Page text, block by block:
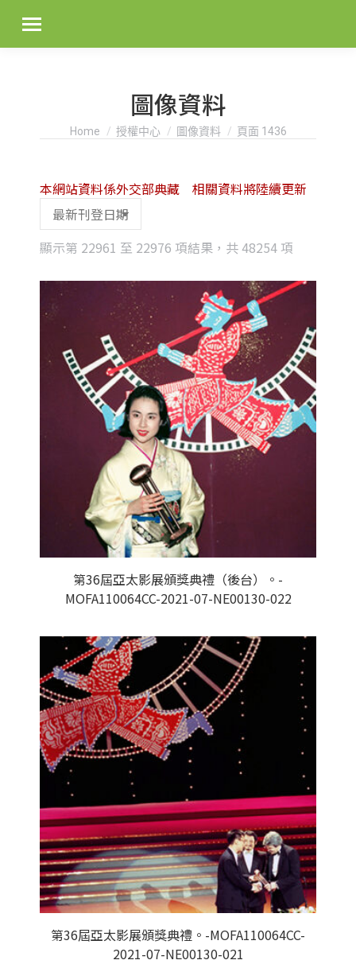
圖像資料
You are here:
Home 授權中心 圖像資料 頁面 1436
顯示第 22961 至 22976 項結果，共 48254 項
latest
本網站資料係外交部典藏 相關資料將陸續更新
第36屆亞太影展頒獎典禮（後台）。-
MOFA110064CC-2021-07-NE00130-022
第36屆亞太影展頒獎典禮。-MOFA110064CC-
2021-07-NE00130-021